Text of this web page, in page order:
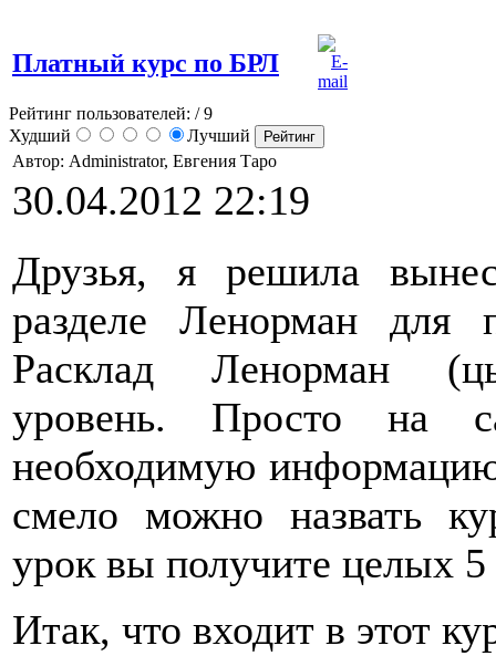
Платный курс по БРЛ
Рейтинг пользователей: / 9
Худший
Лучший
Автор: Administrator, Евгения Таро
30.04.2012 22:19
Друзья, я решила
разделе Ленорман для
Расклад Ленорман
уровень. Просто на
необходимую
смело можно назвать
урок вы получите целых
Итак, что входит в этот